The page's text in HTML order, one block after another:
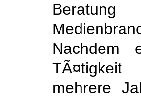
Nachdem
mehrere